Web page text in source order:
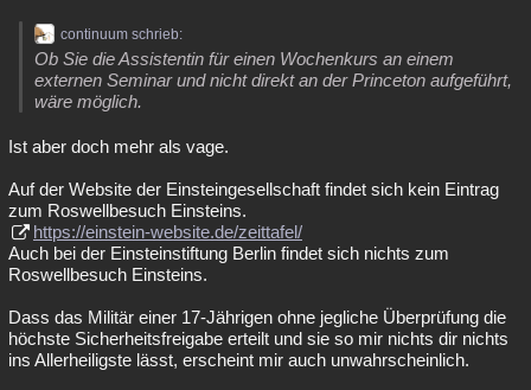
continuum schrieb:
Ob Sie die Assistentin für einen Wochenkurs an einem
externen Seminar und nicht direkt an der Princeton aufgeführt,
wäre möglich.
Ist aber doch mehr als vage.
Auf der Website der Einsteingesellschaft findet sich kein Eintrag
zum Roswellbesuch Einsteins.
https://einstein-website.de/zeittafel/
Auch bei der Einsteinstiftung Berlin findet sich nichts zum
Roswellbesuch Einsteins.
Dass das Militär einer 17-Jährigen ohne jegliche Überprüfung die
höchste Sicherheitsfreigabe erteilt und sie so mir nichts dir nichts
ins Allerheiligste lässt, erscheint mir auch unwahrscheinlich.